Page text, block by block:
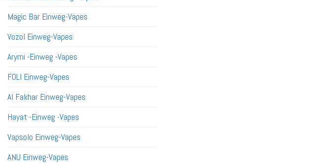
Magic Bar Einweg-Vapes
Vozol Einweg-Vapes
Arymi -Einweg -Vapes
FOLI Einweg-Vapes
Al Fakhar Einweg-Vapes
Hayat -Einweg -Vapes
Vapsolo Einweg-Vapes
ANU Einweg-Vapes